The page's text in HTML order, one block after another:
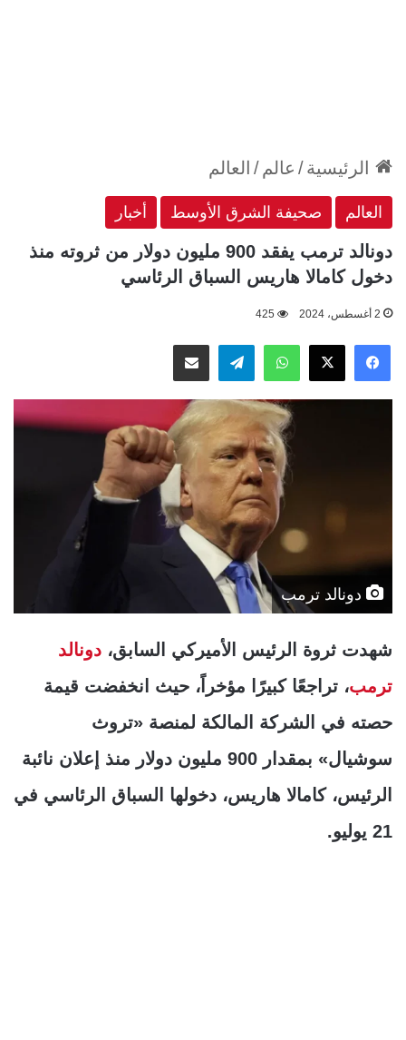
الرئيسية/ عالم / العالم
العالم صحيفة الشرق الأوسط أخبار
دونالد ترمب يفقد 900 مليون دولار من ثروته منذ
دخول كامالا هاريس السباق الرئاسي
2 أغسطس، 2024 425
فيسبوك
‫X واتسابتيلقراممشاركة عبر البريد
دونالد ترمب
شهدت ثروة الرئيس الأميركي السابق، دونالد
ترمب، تراجعًا كبيرًا مؤخراً، حيث انخفضت قيمة
حصته في الشركة المالكة لمنصة «تروث
سوشيال» بمقدار 900 مليون دولار منذ إعلان نائبة
الرئيس، كامالا هاريس، دخولها السباق الرئاسي في
21 يوليو.